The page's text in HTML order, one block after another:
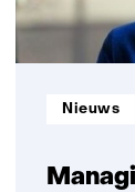
Non-
Profit
Nieuws